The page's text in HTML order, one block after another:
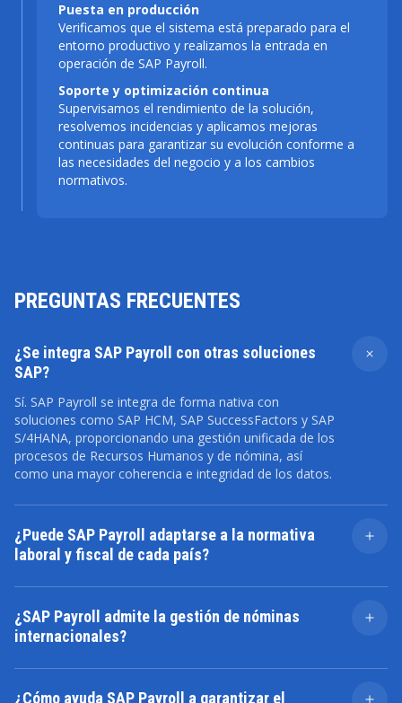
Puesta en producción
Verificamos que el sistema está preparado para el
entorno productivo y realizamos la entrada en
operación de SAP Payroll.
Soporte y optimización continua
Supervisamos el rendimiento de la solución,
resolvemos incidencias y aplicamos mejoras
continuas para garantizar su evolución conforme a
las necesidades del negocio y a los cambios
normativos.
PREGUNTAS FRECUENTES
¿Se integra SAP Payroll con otras soluciones
SAP?
Sí. SAP Payroll se integra de forma nativa con
soluciones como SAP HCM, SAP SuccessFactors y SAP
S/4HANA, proporcionando una gestión unificada de los
procesos de Recursos Humanos y de nómina, así
como una mayor coherencia e integridad de los datos.
¿Puede SAP Payroll adaptarse a la normativa
laboral y fiscal de cada país?
Sí. SAP Payroll incorpora funcionalidades de
normativa laboral, fiscal y de Seguridad Social de
numerosos países. Esto facilita el cumplimiento de los
internacional.
¿SAP Payroll admite la gestión de nóminas
internacionales?
Sí. SAP Payroll permite gestionar procesos de nómina
¿Cómo ayuda SAP Payroll a garantizar el